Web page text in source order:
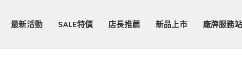
最新活動 SALE特價 店長推薦 新品上市 廠牌服務站